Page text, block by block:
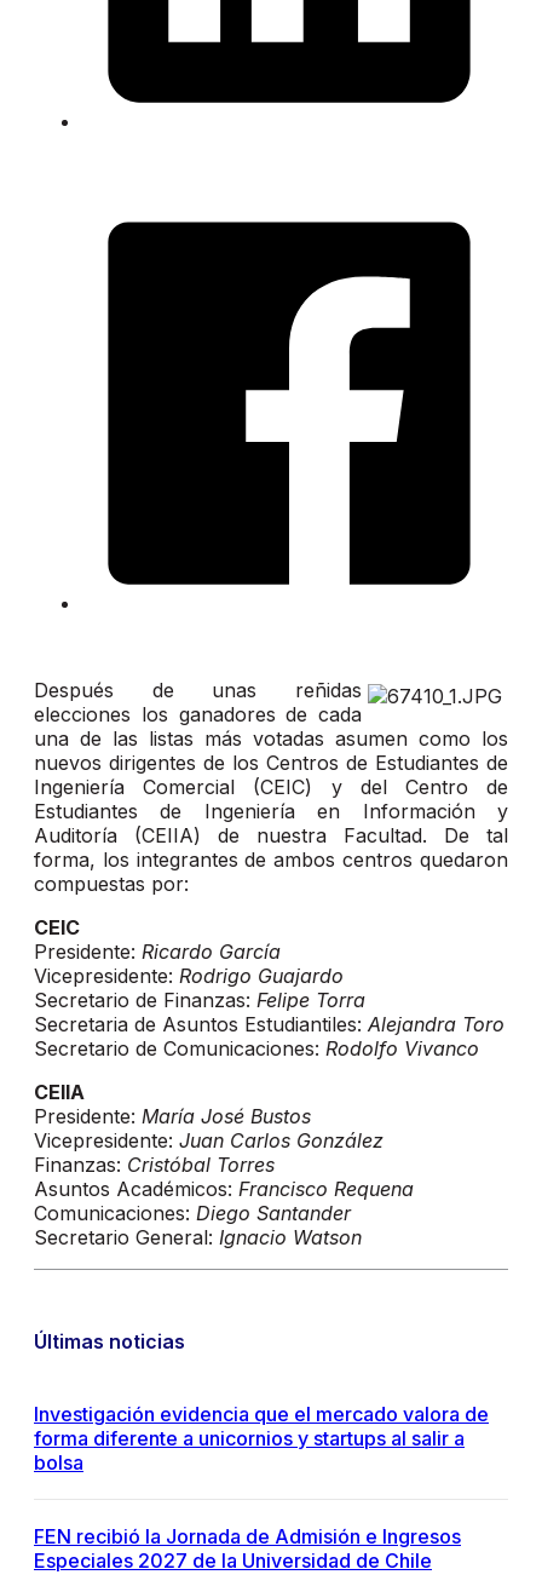
Después de unas reñidas
elecciones los ganadores de cada
una de las listas más votadas asumen como los
nuevos dirigentes de los Centros de Estudiantes de
Ingeniería Comercial (CEIC) y del Centro de
Estudiantes de Ingeniería en Información y
Auditoría (CEIIA) de nuestra Facultad. De tal
forma, los integrantes de ambos centros quedaron
compuestas por:
CEIC
Presidente: Ricardo García
Vicepresidente: Rodrigo Guajardo
Secretario de Finanzas: Felipe Torra
Secretaria de Asuntos Estudiantiles: Alejandra Toro
Secretario de Comunicaciones: Rodolfo Vivanco
CEIIA
Presidente: María José Bustos
Vicepresidente: Juan Carlos González
Finanzas: Cristóbal Torres
Asuntos Académicos: Francisco Requena
Comunicaciones: Diego Santander
Secretario General: Ignacio Watson
Últimas noticias
Investigación evidencia que el mercado valora de
forma diferente a unicornios y startups al salir a
bolsa
FEN recibió la Jornada de Admisión e Ingresos
Especiales 2027 de la Universidad de Chile